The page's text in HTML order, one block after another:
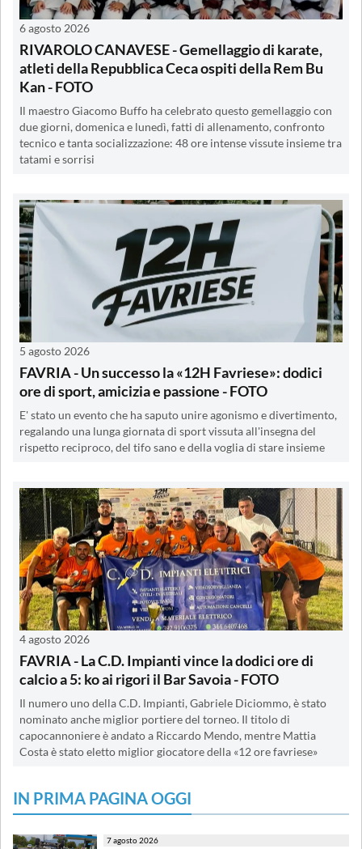
6 agosto 2026
RIVAROLO CANAVESE - Gemellaggio di karate,
atleti della Repubblica Ceca ospiti della Rem Bu
Kan - FOTO
Il maestro Giacomo Buffo ha celebrato questo gemellaggio con
due giorni, domenica e lunedì, fatti di allenamento, confronto
tecnico e tanta socializzazione: 48 ore intense vissute insieme tra
tatami e sorrisi
5 agosto 2026
FAVRIA - Un successo la «12H Favriese»: dodici
ore di sport, amicizia e passione - FOTO
E' stato un evento che ha saputo unire agonismo e divertimento,
regalando una lunga giornata di sport vissuta all'insegna del
rispetto reciproco, del tifo sano e della voglia di stare insieme
4 agosto 2026
FAVRIA - La C.D. Impianti vince la dodici ore di
calcio a 5: ko ai rigori il Bar Savoia - FOTO
Il numero uno della C.D. Impianti, Gabriele Diciommo, è stato
nominato anche miglior portiere del torneo. Il titolo di
capocannoniere è andato a Riccardo Mendo, mentre Mattia
Costa è stato eletto miglior giocatore della «12 ore favriese»
IN PRIMA PAGINA OGGI
7 agosto 2026